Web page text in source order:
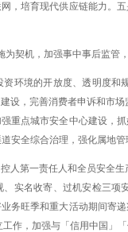
，培育现代供应链能力。
契机，加强事中事后监管
环境的开放度、透明度和
设，完善消费者申诉和市
重点城市安全中心建设，
安全综合治理，强化属地
人第一责任人和全员安全
实名收寄、过机安检三项
务旺季和重大活动期间寄
作，加强与「信用中国」